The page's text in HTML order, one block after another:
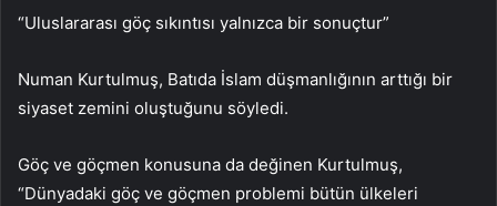
“Uluslararası göç sıkıntısı yalnızca bir sonuçtur”
Numan Kurtulmuş, Batıda İslam düşmanlığının arttığı bir
siyaset zemini oluştuğunu söyledi.
Göç ve göçmen konusuna da değinen Kurtulmuş,
“Dünyadaki göç ve göçmen problemi bütün ülkeleri